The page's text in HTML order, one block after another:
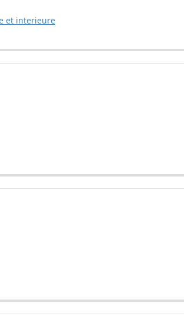
et interieure